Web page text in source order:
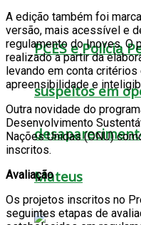
PCES e Polícia
suspeitos em
Mateus
A edição também foi
versão, mais acessível e
regulamento do Inoves. O
realizado a partir da
levando em conta
apreensibilidade e
Outra novidade do
Desenvolvimento
Nações Unidas (ONU)
inscritos.
Avaliação
Os projetos inscritos no
seguintes etapas de